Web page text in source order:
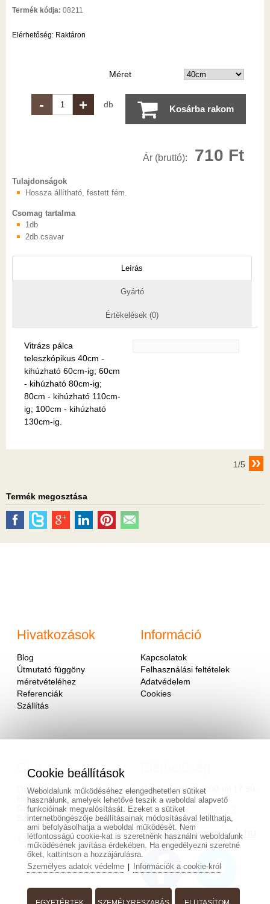
Termék kódja: 08211
Elérhetőség: Raktáron
Méret
- + db Kosárba rakom
Ár (bruttó): 710 Ft
Tulajdonságok
Hossza állítható, festett fém.
Csomag tartalma
1db
2db csavar
Leírás
Gyártó
Értékelések (0)
Vitrázs pálca
teleszkópikus 40cm -
kihúzható 60cm-ig; 60cm
- kihúzható 80cm-ig;
80cm - kihúzható 110cm-
ig; 100cm - kihúzható
130cm-ig.
1/5
Termék megosztása
Hivatkozások
Blog
Útmutató függöny
méretvételéhez
Referenciák
Szállítás
Információ
Kapcsolatok
Felhasználási feltételek
Adatvédelem
Cookies
Cím
OD - Mladosť
Hlavná 951
Galanta 924 01
Szlovákia
Munkanapokon 9:00-től 17:30-
ig.
0036/70 559 0113
vagy e-mailben
info@keszfuggonyok.hu
Cookie beállítások
Weboldalunk működéséhez elengedhetetlen sütiket
használunk, amelyek lehetővé teszik a weboldal alapvető
funkcióinak megvalósítását. Ezeket a sütiket
internetböngészője beállításainak módosításával letilthatja,
ami befolyásolhatja a weboldal működését. Nem
létfontosságú cookie-kat is szeretnénk használni weboldalunk
működésének javítása érdekében. Ha engedélyezni szeretné
őket, kattintson a hozzájárulásra.
Személyes adatok védelme| Információk a cookie-król